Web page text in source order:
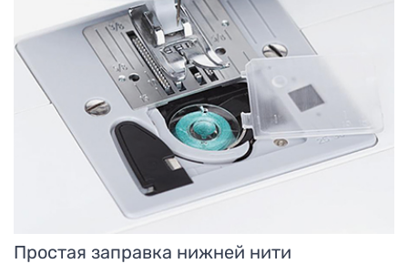
Простая заправка нижней нити